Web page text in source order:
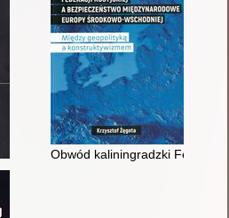
Obwód kaliningradzki